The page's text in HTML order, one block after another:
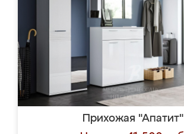
Прихожая "Апатит"